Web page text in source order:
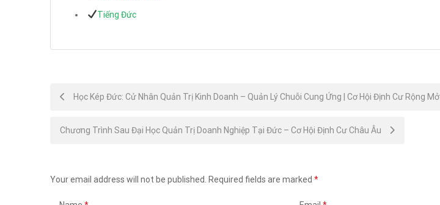
Tiếng Đức
Post
navigation
Học Kép Đức: Cử Nhân Quản Trị Kinh Doanh – Quản Lý Chuỗi Cung Ứng | Cơ Hội Định Cư Rộng Mở
Chương Trình Sau Đại Học Quản Trị Doanh Nghiệp Tại Đức – Cơ Hội Định Cư Châu Âu
Your email address will not be published. Required fields are marked *